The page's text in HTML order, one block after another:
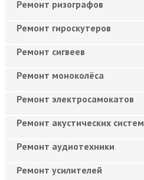
Ремонт ризографов
Ремонт гироскутеров
Ремонт сигвеев
Ремонт моноколёса
Ремонт электросамокатов
Ремонт акустических систем
Ремонт аудиотехники
Ремонт усилителей